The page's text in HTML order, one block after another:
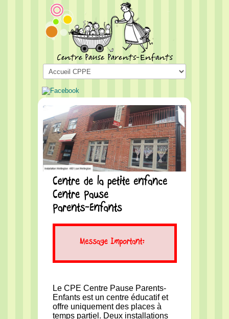
Le CPE Centre Pause Parents-
Enfants est un centre éducatif et
offre uniquement des places à
temps partiel. Deux installations